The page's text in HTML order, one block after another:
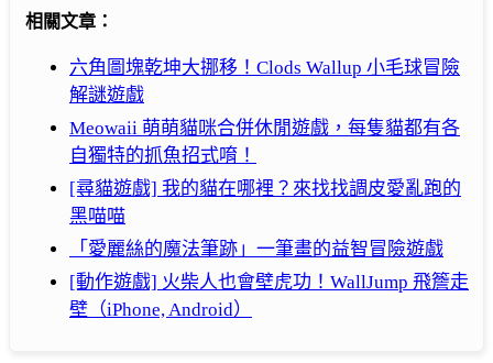
相關文章：
六角圖塊乾坤大挪移！Clods Wallup 小毛球冒險
解謎遊戲
Meowaii 萌萌貓咪合併休閒遊戲，每隻貓都有各
自獨特的抓魚招式唷！
[尋貓遊戲] 我的貓在哪裡？來找找調皮愛亂跑的
黑喵喵
「愛麗絲的魔法筆跡」一筆畫的益智冒險遊戲
[動作遊戲] 火柴人也會壁虎功！WallJump 飛簷走
壁（iPhone, Android）